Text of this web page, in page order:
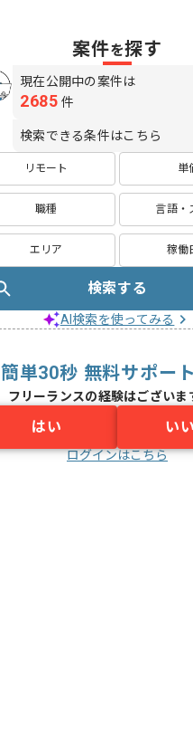
案件を探す
現在公開中の案件は
2685 件
検索できる条件はこちら
リモート 単
職種 言語・
エリア 稼働
検索する
AI検索を使ってみる
簡単30秒 無料サポー
フリーランスの経験はございま
はい い
ログインはこちら